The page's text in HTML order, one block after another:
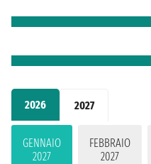
2026 2027
GENNAIO
2027
FEBBRAIO
2027